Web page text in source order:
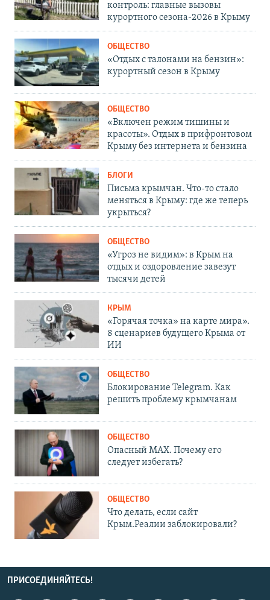
контроль: главные вызовы
курортного сезона-2026 в Крыму
ОБЩЕСТВО
«Отдых с талонами на бензин»:
курортный сезон в Крыму
ОБЩЕСТВО
«Включен режим тишины и
красоты». Отдых в прифронтовом
Крыму без интернета и бензина
БЛОГИ
Письма крымчан. Что-то стало
меняться в Крыму: где же теперь
укрыться?
ОБЩЕСТВО
«Угроз не видим»: в Крым на
отдых и оздоровление завезут
тысячи детей
КРЫМ
«Горячая точка» на карте мира».
8 сценариев будущего Крыма от
ИИ
ОБЩЕСТВО
Блокирование Telegram. Как
решить проблему крымчанам
ОБЩЕСТВО
Опасный MAX. Почему его
следует избегать?
ОБЩЕСТВО
Что делать, если сайт
Крым.Реалии заблокировали?
ПРИСОЕДИНЯЙТЕСЬ!